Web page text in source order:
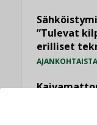
”Tulevat
erilliset
AJANKOHTAISTA